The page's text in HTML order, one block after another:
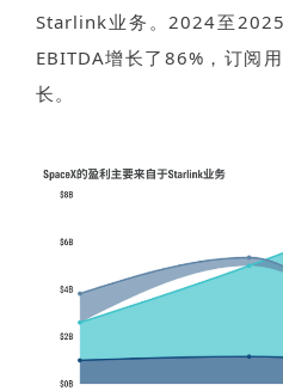
Starlink业务。2024至
EBITDA增长了86%，订阅
长。